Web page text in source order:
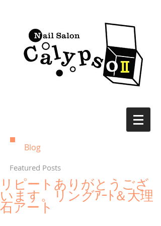
Blog
Featured Posts
リピートありがとうござ
います。リングｱｰﾄ＆大理
石アート